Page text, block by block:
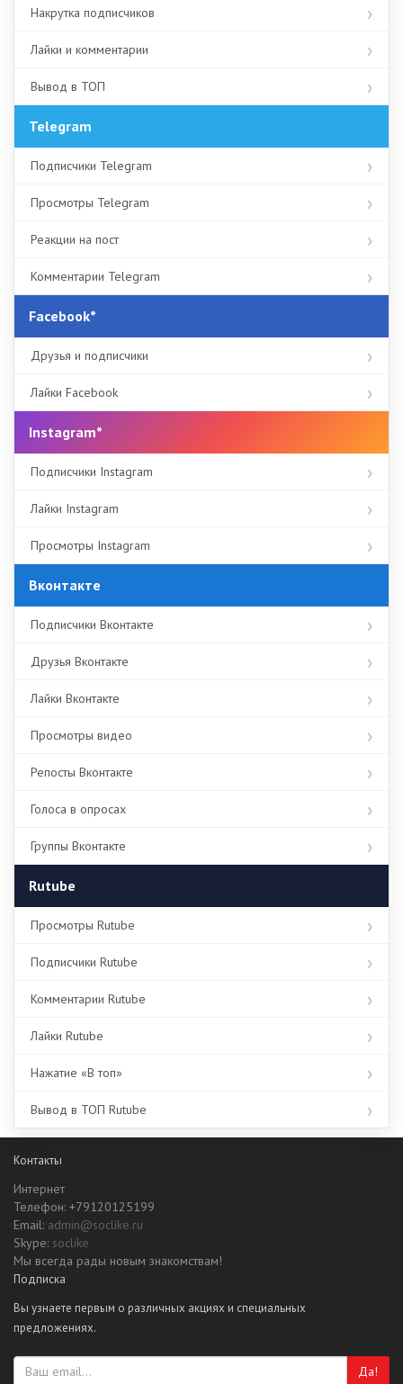
Накрутка подписчиков
Лайки и комментарии
Вывод в ТОП
Telegram
Подписчики Telegram
Просмотры Telegram
Реакции на пост
Комментарии Telegram
Facebook*
Друзья и подписчики
Лайки Facebook
Instagram*
Подписчики Instagram
Лайки Instagram
Просмотры Instagram
Вконтакте
Подписчики Вконтакте
Друзья Вконтакте
Лайки Вконтакте
Просмотры видео
Репосты Вконтакте
Голоса в опросах
Группы Вконтакте
Rutube
Просмотры Rutube
Подписчики Rutube
Комментарии Rutube
Лайки Rutube
Нажатие «В топ»
Вывод в ТОП Rutube
Контакты
Интернет
Телефон: +79120125199
Email: admin@soclike.ru
Skype: soclike
Мы всегда рады новым знакомствам!
Подписка
Вы узнаете первым о различных акциях и специальных
предложениях.
Да!